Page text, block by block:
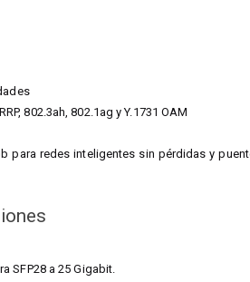
802.3ah, 802.1ag y Y.1731 OAM
para redes inteligentes sin pérdidas y
SFP28 a 25 Gigabit.